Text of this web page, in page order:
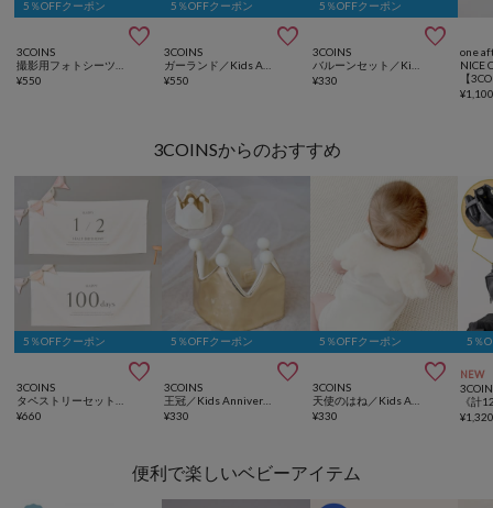
5％OFFクーポン

3COINS
¥550
5％OFFクーポン

3COINS
¥550
5％OFFクーポン

3COINS
¥330
one
NICE
¥
3COINSからのおすすめ
5％OFFクーポン

3COINS
¥660
5％OFFクーポン

3COINS
¥330
5％OFFクーポン

3COINS
¥330
5％
NEW
¥
便利で楽しいベビーアイテム